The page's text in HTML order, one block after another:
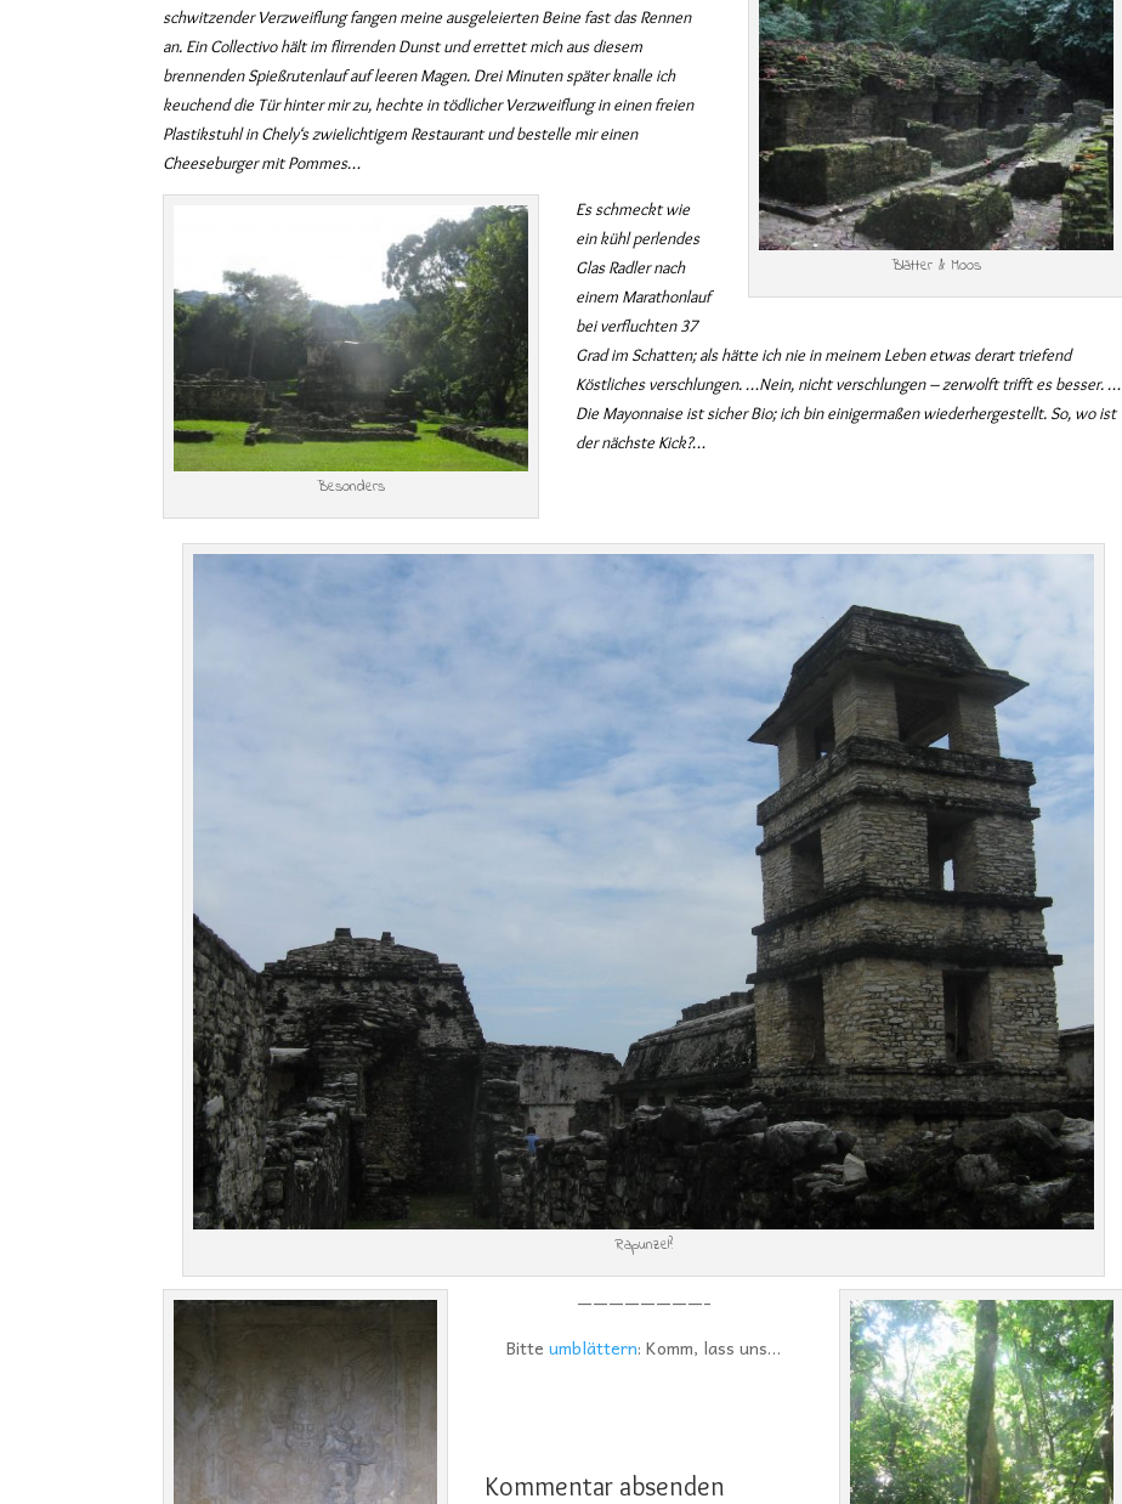
Blätter & Moos
schwitzender Verzweiflung fangen meine ausgeleierten Beine fast das Rennen
an. Ein Collectivo hält im flirrenden Dunst und errettet mich aus diesem
brennenden Spießrutenlauf auf leeren Magen. Drei Minuten später knalle ich
keuchend die Tür hinter mir zu, hechte in tödlicher Verzweiflung in einen freien
Plastikstuhl in Chely‘s zwielichtigem Restaurant und bestelle mir einen
Cheeseburger mit Pommes…
Besonders
Es schmeckt wie
ein kühl perlendes
Glas Radler nach
einem Marathonlauf
bei verfluchten 37
Grad im Schatten; als hätte ich nie in meinem Leben etwas derart triefend
Köstliches verschlungen. …Nein, nicht verschlungen – zerwolft trifft es besser. …
Die Mayonnaise ist sicher Bio; ich bin einigermaßen wiederhergestellt. So, wo ist
der nächste Kick?…
Rapunzel?
————————-
Bitteumblättern: Komm, lass uns…
Kommentar absenden